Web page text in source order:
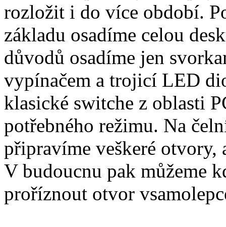
rozložit i do více období.
základu osadíme celou
důvodů osadíme jen
vypínačem a trojicí LED
klasické switche z oblasti
potřebného režimu. Na
připravíme veškeré otvory,
V budoucnu pak můžeme
proříznout otvor